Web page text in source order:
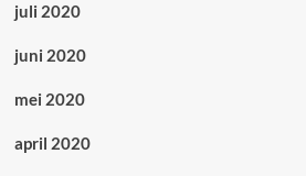
juli 2020
juni 2020
mei 2020
april 2020